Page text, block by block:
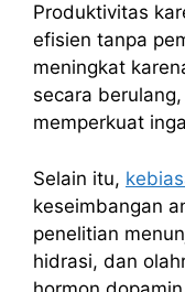
Produktivitas
efisien tanpa
meningkat
secara
memperkuat
Selain itu,
keseimbangan
penelitian
hidrasi, dan